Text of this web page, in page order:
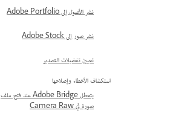
نشر الأصول إلى Adobe Portfolio
نشر صور إلى Adobe Stock
تعيين تفضيلات التصدير
استكشاف الأخطاء وإصلاحها
يتعطل Adobe Bridge عند فتح ملف
صورة في Camera Raw